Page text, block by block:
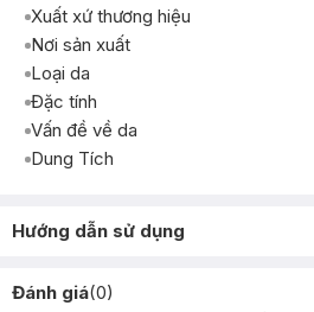
Xuất xứ thương hiệu
Nơi sản xuất
Loại da
Đặc tính
Vấn đề về da
Dung Tích
Hướng dẫn sử dụng
Đánh giá(0)